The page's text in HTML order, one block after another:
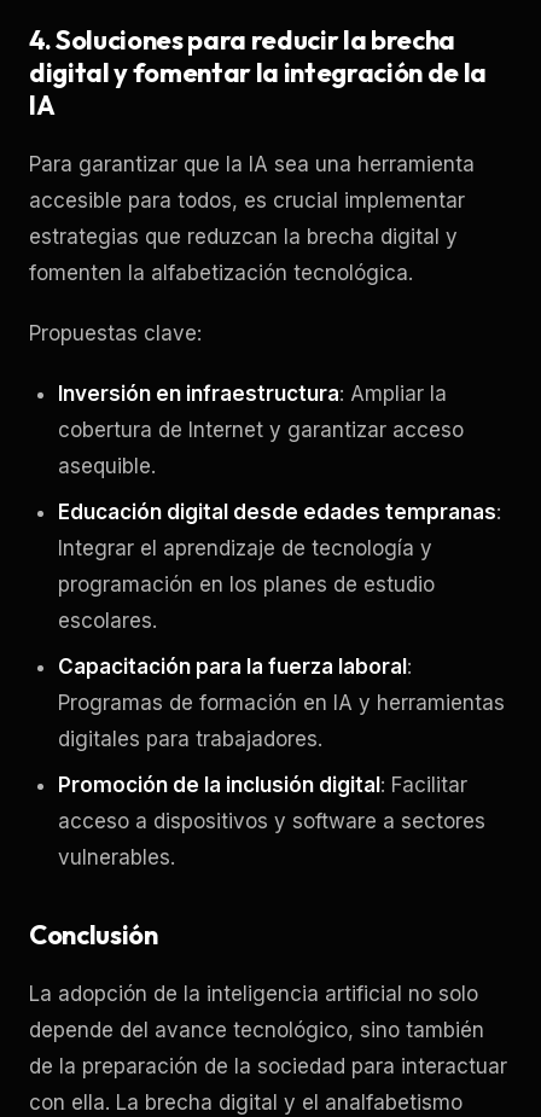
4. Soluciones para reducir la brecha
digital y fomentar la integración de la
IA
Para garantizar que la IA sea una herramienta
accesible para todos, es crucial implementar
estrategias que reduzcan la brecha digital y
fomenten la alfabetización tecnológica.
Propuestas clave:
Inversión en infraestructura: Ampliar la
cobertura de Internet y garantizar acceso
asequible.
Educación digital desde edades tempranas:
Integrar el aprendizaje de tecnología y
programación en los planes de estudio
escolares.
Capacitación para la fuerza laboral:
Programas de formación en IA y herramientas
digitales para trabajadores.
Promoción de la inclusión digital: Facilitar
acceso a dispositivos y software a sectores
vulnerables.
Conclusión
La adopción de la inteligencia artificial no solo
depende del avance tecnológico, sino también
de la preparación de la sociedad para interactuar
con ella. La brecha digital y el analfabetismo